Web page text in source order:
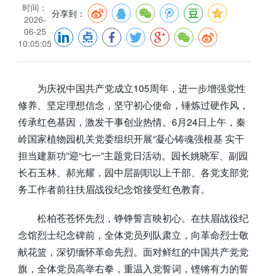
时间：
2026-
06-25
10:05:05
分享到：
为庆祝中国共产党成立105周年，进一步增强党性
修养、坚定理想信念，坚守初心使命，锤炼过硬作风，
传承红色基因，激发干事创业热情。6月24日上午，秦
岭国家植物园机关党委组织开展“凝心铸魂强根基 实干
担当建新功”迎“七一”主题党日活动。园长姚晓军、副园
长石玉林、郝光耀，园中层副职以上干部、各党支部党
务工作者前往扶眉战役纪念馆接受红色教育。
松柏苍苍怀先烈，铮铮誓言映初心。在扶眉战役纪
念馆烈士纪念碑前，全体党员列队肃立，向革命烈士敬
献花篮，深切缅怀革命先烈。面对鲜红的中国共产党党
旗，全体党员高举右拳，重温入党誓词，铿锵有力的誓